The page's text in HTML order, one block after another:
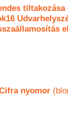
nyomor